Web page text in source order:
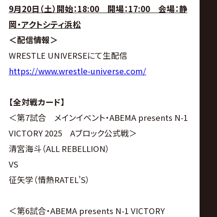
9月20日（土）開始：18:00 開場：17:00 会場：静
岡・アクトシティ浜松
＜配信情報＞
WRESTLE UNIVERSEにて生配信
https://www.wrestle-universe.com/
【全対戦カード】
＜第7試合 メインイベント・ABEMA presents N-1
VICTORY 2025 Aブロック公式戦＞
清宮海斗（ALL REBELLION）
VS
征矢学（情熱RATEL’S）
＜第6試合・ABEMA presents N-1 VICTORY